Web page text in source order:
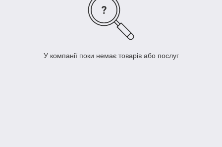
У компанії поки немає товарів або послуг